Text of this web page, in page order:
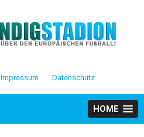
content
Impressum Datenschutz
HOME